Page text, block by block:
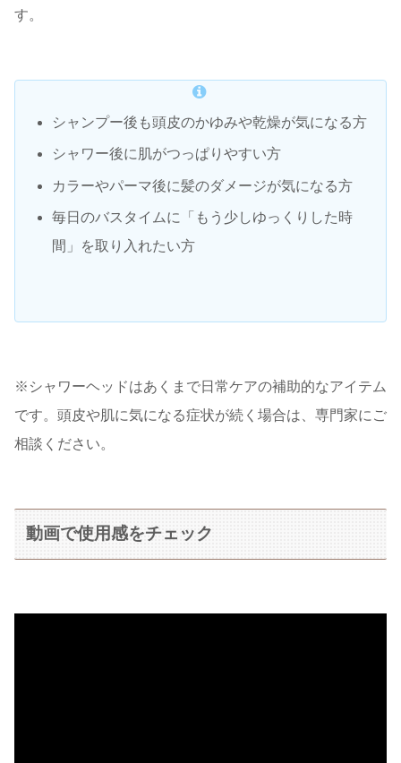
す。
シャンプー後も頭皮のかゆみや乾燥が気になる方
シャワー後に肌がつっぱりやすい方
カラーやパーマ後に髪のダメージが気になる方
毎日のバスタイムに「もう少しゆっくりした時
間」を取り入れたい方
※シャワーヘッドはあくまで日常ケアの補助的なアイテム
です。頭皮や肌に気になる症状が続く場合は、専門家にご
相談ください。
動画で使用感をチェック